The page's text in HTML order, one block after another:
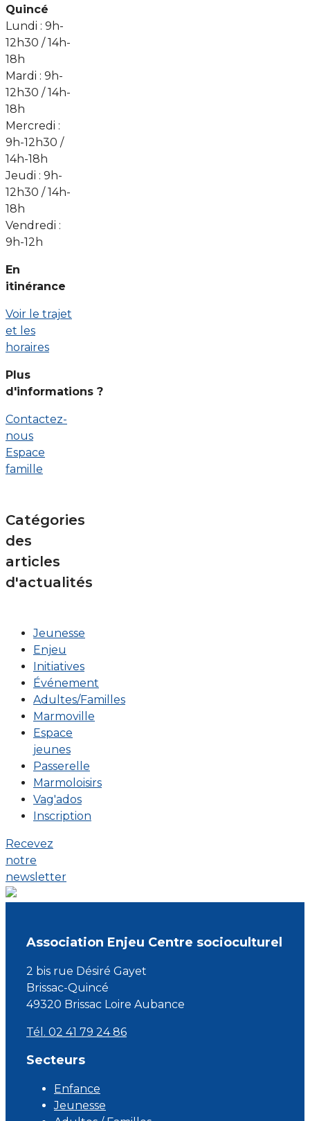
Quincé
Lundi : 9h-
12h30 / 14h-
18h
Mardi : 9h-
12h30 / 14h-
18h
Mercredi :
9h-12h30 /
14h-18h
Jeudi : 9h-
12h30 / 14h-
18h
Vendredi :
9h-12h
En
itinérance
Voir le trajet
et les
horaires
Plus
d'informations ?
Contactez-
nous
Espace
famille
Catégories
des
articles
d'actualités
Jeunesse
Enjeu
Initiatives
Événement
Adultes/Familles
Marmoville
Espace
jeunes
Passerelle
Marmoloisirs
Vag'ados
Inscription
Recevez
notre
newsletter
Association Enjeu Centre socioculturel
2 bis rue Désiré Gayet
Brissac-Quincé
49320 Brissac Loire Aubance
Tél. 02 41 79 24 86
Secteurs
Enfance
Jeunesse